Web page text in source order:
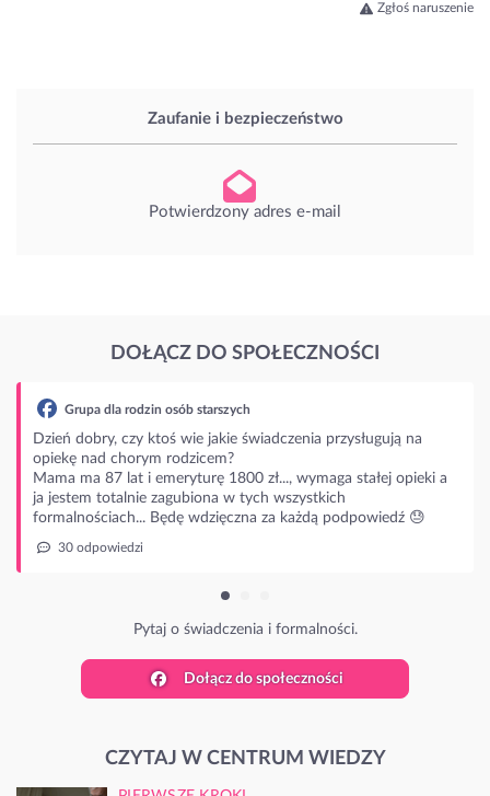
Zaufanie i bezpieczeństwo
Potwierdzony adres e-mail
Zgłoś naruszenie
DOŁĄCZ DO SPOŁECZNOŚCI
przysługują na
stałej opieki a
podpowiedź 😓
Dołącz do społeczności
CZYTAJ W CENTRUM WIEDZY